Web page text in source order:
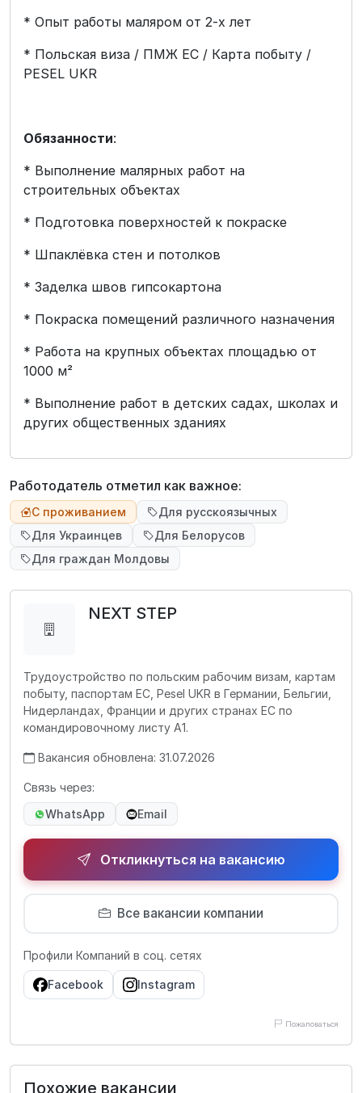
* Опыт работы маляром от 2-х лет
* Польская виза / ПМЖ ЕС / Карта побыту /
PESEL UKR
Обязанности:
* Выполнение малярных работ на
строительных объектах
* Подготовка поверхностей к покраске
* Шпаклёвка стен и потолков
* Заделка швов гипсокартона
* Покраска помещений различного назначения
* Работа на крупных объектах площадью от
1000 м²
* Выполнение работ в детских садах, школах и
других общественных зданиях
Работодатель отметил как важное:
С проживанием
Для русскоязычных
Для Украинцев
Для Белорусов
Для граждан Молдовы
NEXT STEP
Трудоустройство по польским рабочим визам, картам
побыту, паспортам ЕС, Pesel UKR в Германии, Бельгии,
Нидерландах, Франции и других странах ЕС по
командировочному листу А1.
Вакансия обновлена: 31.07.2026
Связь через:
WhatsApp
Email
Откликнуться на вакансию
Все вакансии компании
Профили Компаний в соц. сетях
Facebook Instagram
Пожаловаться
Похожие вакансии